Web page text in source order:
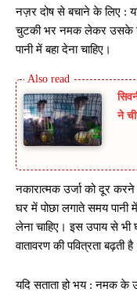
नज़र दोष से बचाने के लिए :
चुटकी भर नमक लेकर उसके
पानी में बहा देना चाहिए।
ने
नकारात्मक उर्जा को दूर
घर में पोछा लगाते समय
लेना चाहिए। इस उपाय से भी
वातावरण की पवित्रता बढ़ती
यदि सताता हो भय : नमक के